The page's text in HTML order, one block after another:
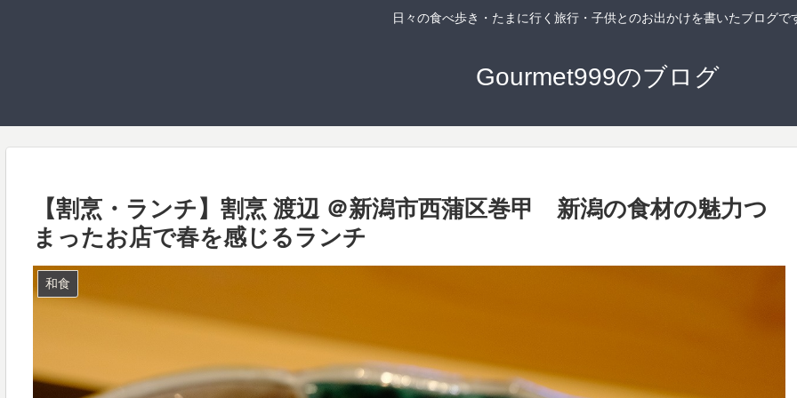
日々の食べ歩き・たまに行く旅行・子供とのお出かけを書いたブログで
Gourmet999のブログ
【割烹・ランチ】割烹 渡辺 ＠新潟市西蒲区巻甲 新潟の食材の魅力つ
まったお店で春を感じるランチ
和食